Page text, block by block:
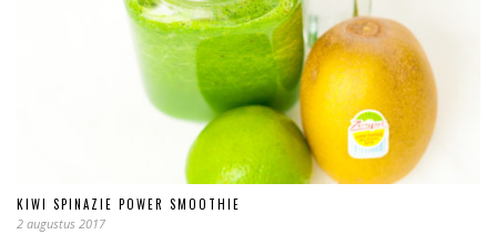
KIWI SPINAZIE POWER SMOOTHIE
2 augustus 2017